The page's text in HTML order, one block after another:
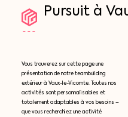
Pursuit à
Vous trouverez sur cette page une
présentation de notre teambuilding
extérieur à Vaux-le-Vicomte. Toutes nos
activités sont personnalisables et
totalement adaptables à vos besoins –
que vous recherchiez une activité